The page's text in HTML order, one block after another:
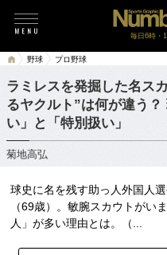
毎日6時・
野球 プロ野球
ラミレスを発掘した名ス
るヤクルト”は何が違う
い」と「特別扱い」
菊地高弘
球史に名を残す助っ人外国人
（69歳）。敏腕スカウトがい
人」が多い理由とは。（...